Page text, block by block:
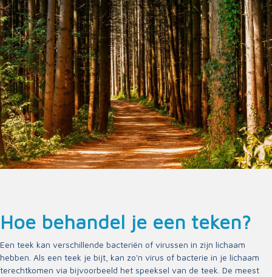
Hoe behandel je een teken?
Een teek kan verschillende bacteriën of virussen in zijn lichaam
hebben. Als een teek je bijt, kan zo'n virus of bacterie in je lichaam
terechtkomen via bijvoorbeeld het speeksel van de teek. De meest